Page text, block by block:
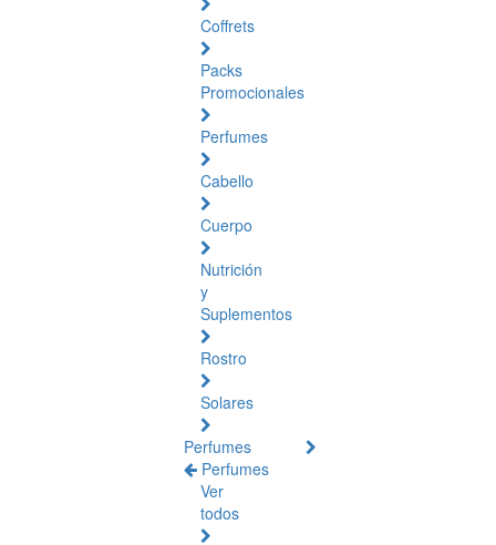
Coffrets
Packs
Promocionales
Perfumes
Cabello
Cuerpo
Nutrición
y
Suplementos
Rostro
Solares
Perfumes
Perfumes
Ver
todos